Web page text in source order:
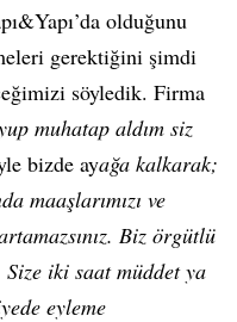
olduğunu
gerektiğini şimdi
söyledik. Firma
muhatap aldım siz
bizde ayağa kalkarak;
maaşlarımızı ve
Biz örgütlü
iki saat müddet ya
eyleme